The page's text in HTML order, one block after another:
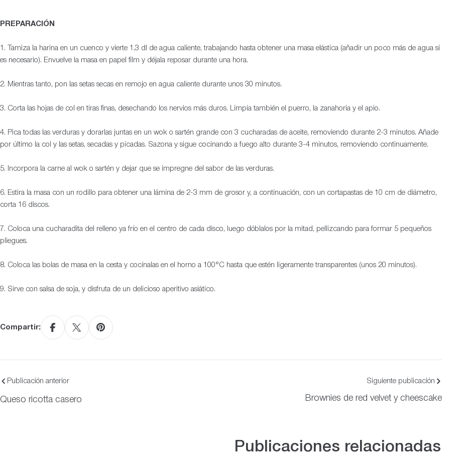
PREPARACIÓN
1. Tamiza la harina en un cuenco y vierte 1,3 dl de agua caliente, trabajando hasta obtener una masa elástica (añadir un poco más de agua si
es necesario). Envuelve la masa en papel film y déjala reposar durante una hora.
2. Mientras tanto, pon las setas secas en remojo en agua caliente durante unos 30 minutos.
3. Corta las hojas de col en tiras finas, desechando los nervios más duros. Limpia también el puerro, la zanahoria y el apio.
4. Pica todas las verduras y dorarlas juntas en un wok o sartén grande con 3 cucharadas de aceite, removiendo durante 2-3 minutos. Añade
por último la col y las setas, secadas y picadas. Sazona y sigue cocinando a fuego alto durante 3-4 minutos, removiendo continuamente.
5. Incorpora la carne al wok o sartén y dejar que se impregne del sabor de las verduras.
6. Estira la masa con un rodillo para obtener una lámina de 2-3 mm de grosor y, a continuación, con un cortapastas de 10 cm de diámetro,
corta 16 discos.
7. Coloca una cucharadita del relleno ya frío en el centro de cada disco, luego dóblalos por la mitad, pellizcando para formar 5 pequeños
pliegues.
8. Coloca las bolas de masa en la cesta y cocínalas en el horno a 100°C hasta que estén ligeramente transparentes (unos 20 minutos).
9. Sirve con salsa de soja, y disfruta de un delicioso aperitivo asiático.
Compartir:
Publicación anterior
Queso ricotta casero
Siguiente publicación
Brownies de red velvet y cheescake
Publicaciones relacionadas